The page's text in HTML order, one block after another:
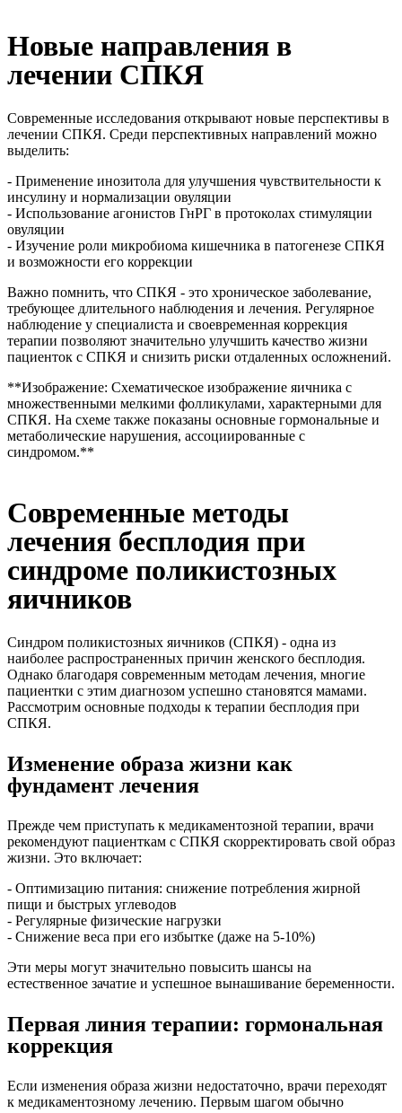
Новые направления в
лечении СПКЯ
Современные исследования открывают новые перспективы в
лечении СПКЯ. Среди перспективных направлений можно
выделить:
- Применение инозитола для улучшения чувствительности к
инсулину и нормализации овуляции
- Использование агонистов ГнРГ в протоколах стимуляции
овуляции
- Изучение роли микробиома кишечника в патогенезе СПКЯ
и возможности его коррекции
Важно помнить, что СПКЯ - это хроническое заболевание,
требующее длительного наблюдения и лечения. Регулярное
наблюдение у специалиста и своевременная коррекция
терапии позволяют значительно улучшить качество жизни
пациенток с СПКЯ и снизить риски отдаленных осложнений.
**Изображение: Схематическое изображение яичника с
множественными мелкими фолликулами, характерными для
СПКЯ. На схеме также показаны основные гормональные и
метаболические нарушения, ассоциированные с
синдромом.**
Современные методы
лечения бесплодия при
синдроме поликистозных
яичников
Синдром поликистозных яичников (СПКЯ) - одна из
наиболее распространенных причин женского бесплодия.
Однако благодаря современным методам лечения, многие
пациентки с этим диагнозом успешно становятся мамами.
Рассмотрим основные подходы к терапии бесплодия при
СПКЯ.
Изменение образа жизни как
фундамент лечения
Прежде чем приступать к медикаментозной терапии, врачи
рекомендуют пациенткам с СПКЯ скорректировать свой образ
жизни. Это включает:
- Оптимизацию питания: снижение потребления жирной
пищи и быстрых углеводов
- Регулярные физические нагрузки
- Снижение веса при его избытке (даже на 5-10%)
Эти меры могут значительно повысить шансы на
естественное зачатие и успешное вынашивание беременности.
Первая линия терапии: гормональная
коррекция
Если изменения образа жизни недостаточно, врачи переходят
к медикаментозному лечению. Первым шагом обычно